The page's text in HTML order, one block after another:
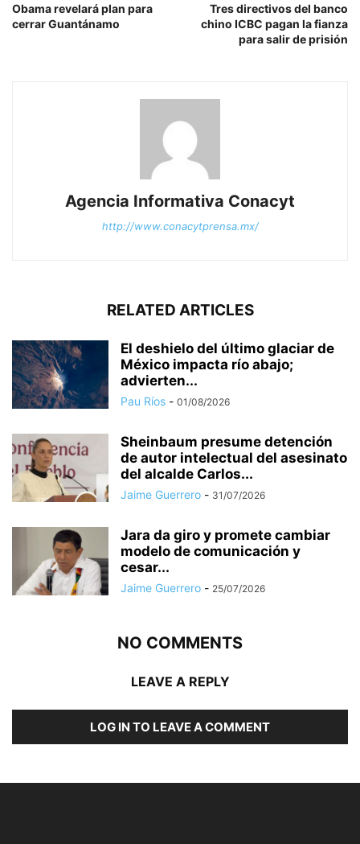
Obama revelará plan para
cerrar Guantánamo
Tres directivos del banco
chino ICBC pagan la fianza
para salir de prisión
Agencia Informativa Conacyt
http://www.conacytprensa.mx/
RELATED ARTICLES
El deshielo del último glaciar de
México impacta río abajo;
advierten...
Pau Ríos - 01/08/2026
Sheinbaum presume detención
de autor intelectual del asesinato
del alcalde Carlos...
Jaime Guerrero - 31/07/2026
Jara da giro y promete cambiar
modelo de comunicación y
cesar...
Jaime Guerrero - 25/07/2026
NO COMMENTS
LEAVE A REPLY
LOG IN TO LEAVE A COMMENT